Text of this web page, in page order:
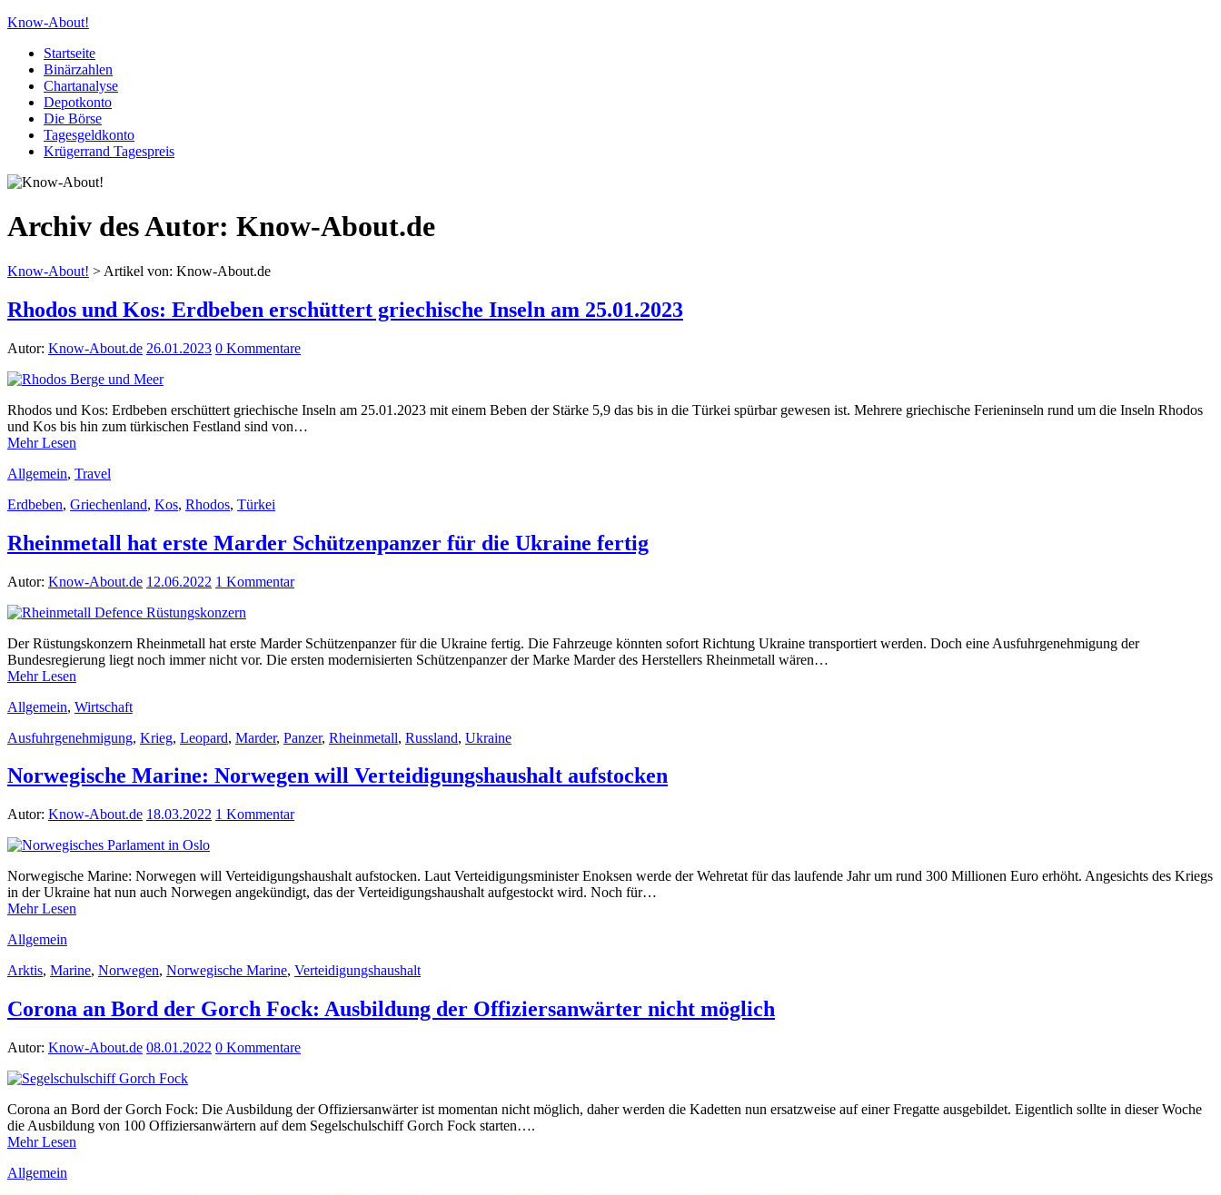
Know-About!
Startseite
Binärzahlen
Chartanalyse
Depotkonto
Die Börse
Tagesgeldkonto
Krügerrand Tagespreis
Archiv des Autor: Know-About.de
Know-About! > Artikel von: Know-About.de
Rhodos und Kos: Erdbeben erschüttert griechische Inseln am 25.01.2023
Autor: Know-About.de 26.01.2023 0 Kommentare
Rhodos und Kos: Erdbeben erschüttert griechische Inseln am 25.01.2023 mit einem Beben der Stärke 5,9 das bis in die Türkei spürbar gewesen ist. Mehrere griechische Ferieninseln rund um die Inseln Rhodos
und Kos bis hin zum türkischen Festland sind von…
Mehr Lesen
Allgemein, Travel
Erdbeben, Griechenland, Kos, Rhodos, Türkei
Rheinmetall hat erste Marder Schützenpanzer für die Ukraine fertig
Autor: Know-About.de 12.06.2022 1 Kommentar
Der Rüstungskonzern Rheinmetall hat erste Marder Schützenpanzer für die Ukraine fertig. Die Fahrzeuge könnten sofort Richtung Ukraine transportiert werden. Doch eine Ausfuhrgenehmigung der
Bundesregierung liegt noch immer nicht vor. Die ersten modernisierten Schützenpanzer der Marke Marder des Herstellers Rheinmetall wären…
Mehr Lesen
Allgemein, Wirtschaft
Ausfuhrgenehmigung, Krieg, Leopard, Marder, Panzer, Rheinmetall, Russland, Ukraine
Norwegische Marine: Norwegen will Verteidigungshaushalt aufstocken
Autor: Know-About.de 18.03.2022 1 Kommentar
Norwegische Marine: Norwegen will Verteidigungshaushalt aufstocken. Laut Verteidigungsminister Enoksen werde der Wehretat für das laufende Jahr um rund 300 Millionen Euro erhöht. Angesichts des Kriegs
in der Ukraine hat nun auch Norwegen angekündigt, das der Verteidigungshaushalt aufgestockt wird. Noch für…
Mehr Lesen
Allgemein
Arktis, Marine, Norwegen, Norwegische Marine, Verteidigungshaushalt
Corona an Bord der Gorch Fock: Ausbildung der Offiziersanwärter nicht möglich
Autor: Know-About.de 08.01.2022 0 Kommentare
Corona an Bord der Gorch Fock: Die Ausbildung der Offiziersanwärter ist momentan nicht möglich, daher werden die Kadetten nun ersatzweise auf einer Fregatte ausgebildet. Eigentlich sollte in dieser Woche
die Ausbildung von 100 Offiziersanwärtern auf dem Segelschulschiff Gorch Fock starten….
Mehr Lesen
Allgemein